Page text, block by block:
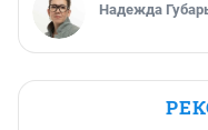
Надежда